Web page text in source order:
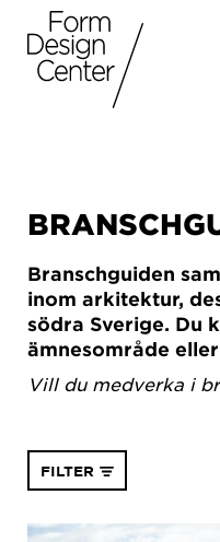
Branschguiden
inom arkitektur,
södra Sverige. Du
ämnesområde
Vill du medverka i
FILTER